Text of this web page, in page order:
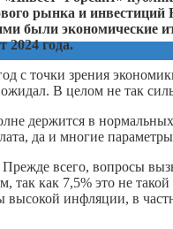
рынка и
были экономические
2024 года.
с точки зрения
В целом не так
держится в
да и многие
всего, вопросы
так как 7,5% это не
высокой инфляции, в